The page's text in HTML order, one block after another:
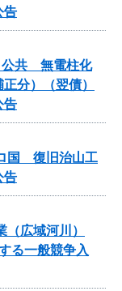
告
公共 無電柱化
分）（翌債）
告
国 復旧治山工
告
（広域河川）
る一般競争入